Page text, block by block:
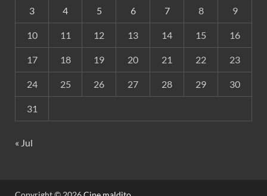
3 4 5 6 7 8 9
10 11 12 13 14 15 16
17 18 19 20 21 22 23
24 25 26 27 28 29 30
31
« Jul